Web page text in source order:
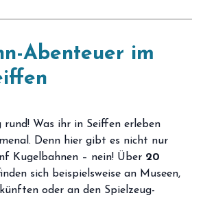
Abenteuer im
rund! Was ihr in Seiffen erleben
Denn hier gibt es nicht nur
Kugelbahnen – nein! Über 20
sich beispielsweise an Museen,
oder an den Spielzeug-